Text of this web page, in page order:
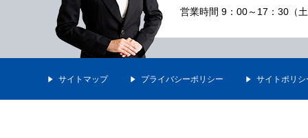
営業時間 9：00～17：30（
サイトマップ プライバシーポリシー サイトポリシ